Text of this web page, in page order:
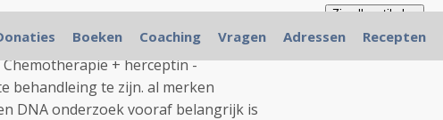
+ pertuzumab (pzmb) versus CT
to 5.02,
P= .02). De onderliggende
+ herceptin -
behandleing te zijn. al merken
DNA onderzoek vooraf belangrijk is
Boeken Coaching Vragen Adressen Recepten